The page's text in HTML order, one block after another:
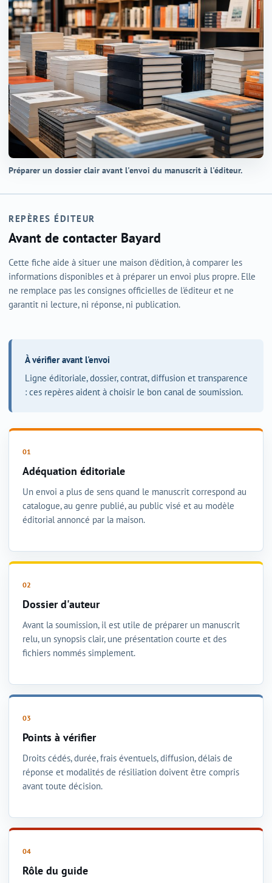
Préparer un dossier clair avant l'envoi du manuscrit à l'éditeur.
REPÈRES ÉDITEUR
Avant de contacter Bayard
Cette fiche aide à situer une maison d'édition, à comparer les
informations disponibles et à préparer un envoi plus propre. Elle
ne remplace pas les consignes officielles de l'éditeur et ne
garantit ni lecture, ni réponse, ni publication.
À vérifier avant l'envoi
Ligne éditoriale, dossier, contrat, diffusion et transparence
: ces repères aident à choisir le bon canal de soumission.
Adéquation éditoriale
Un envoi a plus de sens quand le manuscrit correspond au
catalogue, au genre publié, au public visé et au modèle
éditorial annoncé par la maison.
Dossier d'auteur
Avant la soumission, il est utile de préparer un manuscrit
relu, un synopsis clair, une présentation courte et des
fichiers nommés simplement.
Points à vérifier
Droits cédés, durée, frais éventuels, diffusion, délais de
réponse et modalités de résiliation doivent être compris
avant toute décision.
Rôle du guide